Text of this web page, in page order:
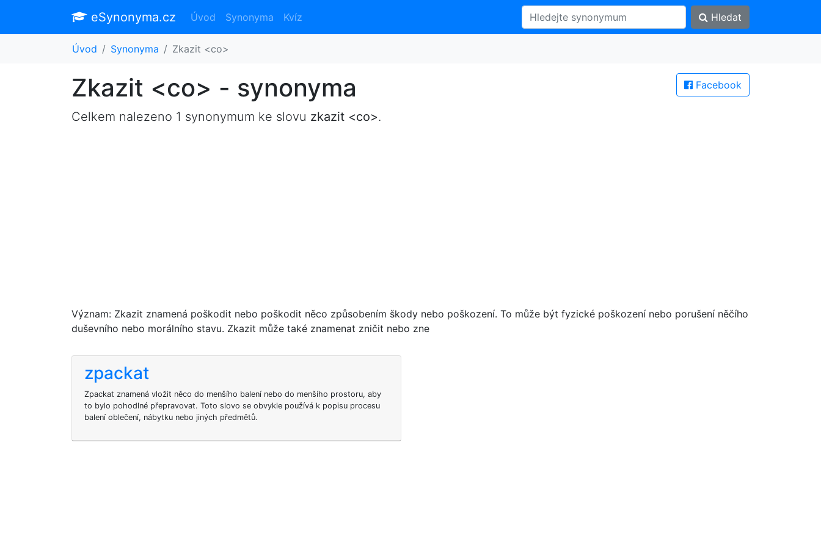
eSynonyma.cz Úvod Synonyma Kvíz Hledat
Úvod Synonyma Zkazit <co>
Facebook
Zkazit <co> - synonyma
Celkem nalezeno 1 synonymum ke slovu zkazit <co>.
Význam: Zkazit znamená poškodit nebo poškodit něco způsobením škody nebo poškození. To může být fyzické poškození nebo porušení něčího
duševního nebo morálního stavu. Zkazit může také znamenat zničit nebo zne
zpackat
Zpackat znamená vložit něco do menšího balení nebo do menšího prostoru, aby
to bylo pohodlné přepravovat. Toto slovo se obvykle používá k popisu procesu
balení oblečení, nábytku nebo jiných předmětů.